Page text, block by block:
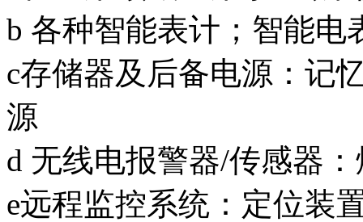
b 各种智能表计；智能电
c存储器及后备电源：记
源
d 无线电报警器/传感器
e远程监控系统：定位装